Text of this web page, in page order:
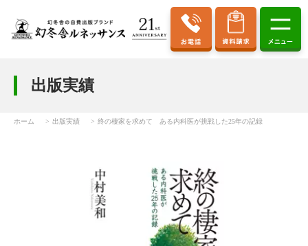
出版実績
ホーム 出版実績 終の棲家を求めて ある内科医が挑戦した25年の記録